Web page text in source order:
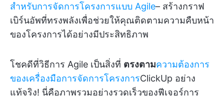
สำหรับการจัดการโครงการแบบ Agile– สร้างกราฟ
เบิร์นอัพที่ทรงพลังเพื่อช่วยให้คุณติดตามความคืบหน้า
ของโครงการได้อย่างมีประสิทธิภาพ
โชคดีที่วิธีการ Agile เป็นสิ่งที่ ตรงตามความต้องการ
ของเครื่องมือการจัดการโครงการClickUp อย่าง
แท้จริง! นี่คือภาพรวมอย่างรวดเร็วของฟีเจอร์การ